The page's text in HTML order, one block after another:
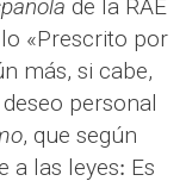
de la RAE
«Prescrito por
más, si cabe,
personal
, que según
a las leyes. Es